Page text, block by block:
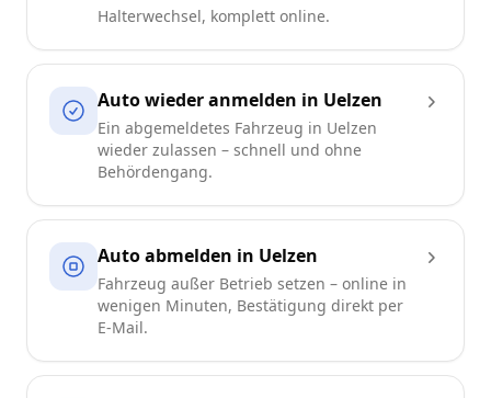
Halterwechsel, komplett online.
Auto wieder anmelden in Uelzen
Ein abgemeldetes Fahrzeug in Uelzen
wieder zulassen – schnell und ohne
Behördengang.
Auto abmelden in Uelzen
Fahrzeug außer Betrieb setzen – online in
wenigen Minuten, Bestätigung direkt per
E-Mail.